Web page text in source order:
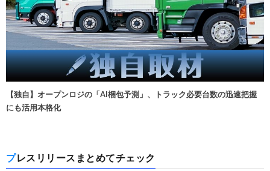
【独自】オープンロジの「AI梱包予測」、トラック必要台数の迅速把握
にも活用本格化
プレスリリースまとめてチェック